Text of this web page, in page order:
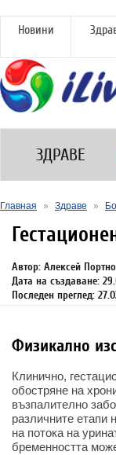
Новини
ЗДРАВЕ
Главная » Здраве »
Автор: Алексей
Дата на създаване:
Последен преглед:
Физикално
Клинично,
обостряне на
възпалително
различните етапи
на потока на
бременността